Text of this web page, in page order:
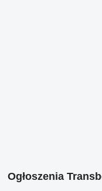
Ogłoszenia